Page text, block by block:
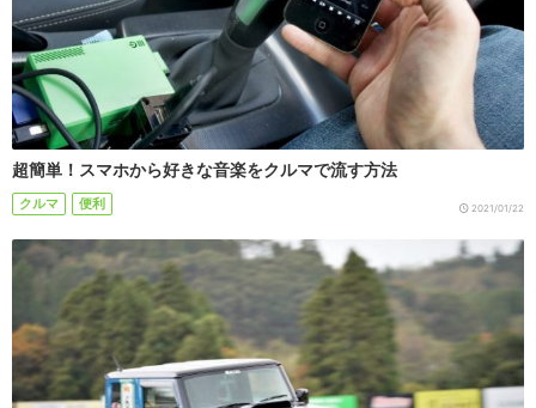
超簡単！スマホから好きな音楽をクルマで流す方法
クルマ 便利 2021/01/22